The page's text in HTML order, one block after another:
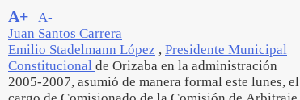
A+
A-
Juan Santos Carrera
Emilio Stadelmann López , Presidente Municipal
Constitucional de Orizaba en la administración
2005-2007, asumió de manera formal este lunes, el